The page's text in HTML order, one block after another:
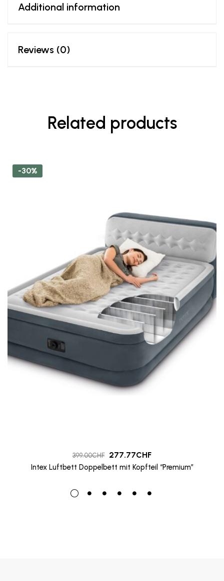
Additional information
Reviews (0)
Related products
-30%
399.00CHF 277.77CHF
Intex Luftbett Doppelbett mit Kopfteil “Premium”